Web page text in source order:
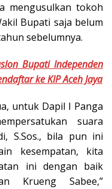
mengusulkan tokoh
Bupati saja belum
sebelumnya.
Bupati Independen
ke KIP Aceh Jaya
untuk Dapil I Panga
suara
S.Sos., bila pun ini
kesempatan, kita
ini dengan baik
Krueng Sabee,”